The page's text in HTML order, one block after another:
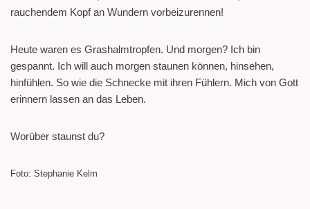
rauchendem Kopf an Wundern vorbeizurennen!
Heute waren es Grashalmtropfen. Und morgen? Ich bin
gespannt. Ich will auch morgen staunen können, hinsehen,
hinfühlen. So wie die Schnecke mit ihren Fühlern. Mich von Gott
erinnern lassen an das Leben.
Worüber staunst du?
Foto: Stephanie Kelm